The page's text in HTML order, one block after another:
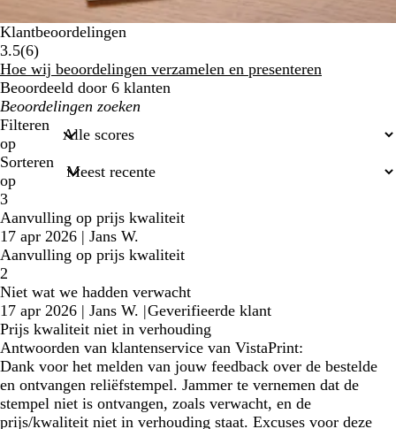
Klantbeoordelingen
3.5(66
klantbeoordelingen
)
Hoe wij beoordelingen verzamelen en presenteren
Beoordeeld door 6 klanten
Mijn
zoekopdrachten
Filteren
op
Sorteren
op
3
Aanvulling op prijs kwaliteit
17 apr 2026 | Jans W.
Aanvulling op prijs kwaliteit
2
Niet wat we hadden verwacht
17 apr 2026 | Jans W. |Geverifieerde klant
Prijs kwaliteit niet in verhouding
Antwoorden van klantenservice van VistaPrint:
Dank voor het melden van jouw feedback over de bestelde
en ontvangen reliëfstempel. Jammer te vernemen dat de
stempel niet is ontvangen, zoals verwacht, en de
prijs/kwaliteit niet in verhouding staat. Excuses voor deze